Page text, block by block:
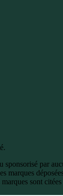
par
marques
sont citées